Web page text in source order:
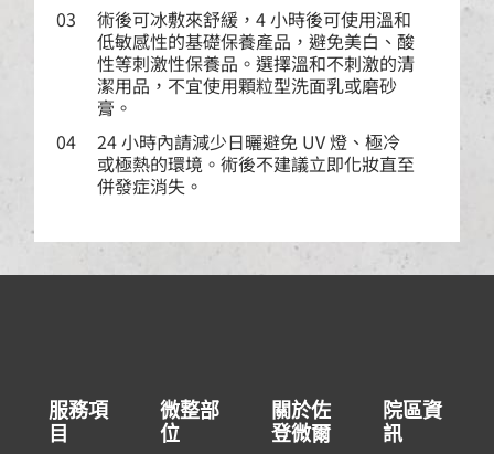
03
術後可冰敷來舒緩，4 小時後可使用溫和
低敏感性的基礎保養產品，避免美白、酸
性等刺激性保養品。選擇溫和不刺激的清
潔用品，不宜使用顆粒型洗面乳或磨砂
膏。
04
24 小時內請減少日曬避免 UV 燈、極冷
或極熱的環境。術後不建議立即化妝直至
併發症消失。
服務項
目
微整部
位
關於佐
登微爾
院區資
訊